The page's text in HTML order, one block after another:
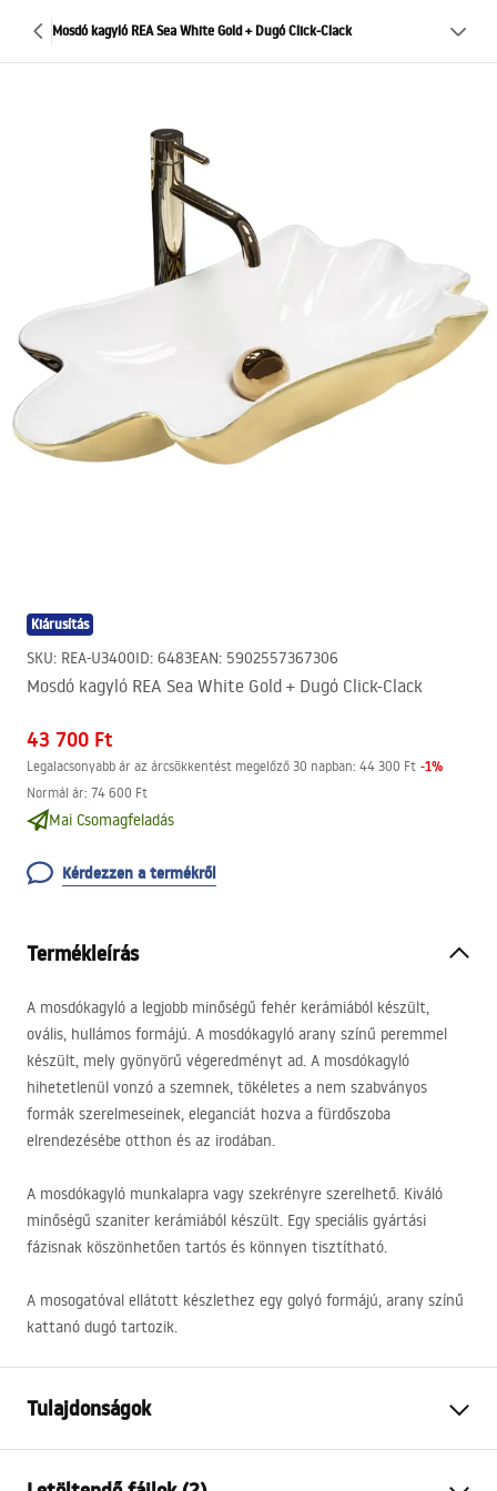
Mosdó kagyló REA Sea White Gold + Dugó Click-Clack
Kiárusítás
SKU: REA-U3400ID: 6483EAN: 5902557367306
Mosdó kagyló REA Sea White Gold + Dugó Click-Clack
43 700 Ft
Legalacsonyabb ár az árcsökkentést megelőző 30 napban: 44 300 Ft -1%
Normál ár: 74 600 Ft
Mai Csomagfeladás
Kérdezzen a termékről
Termékleírás
A mosdókagyló a legjobb minőségű fehér kerámiából készült,
ovális, hullámos formájú. A mosdókagyló arany színű peremmel
készült, mely gyönyörű végeredményt ad. A mosdókagyló
hihetetlenül vonzó a szemnek, tökéletes a nem szabványos
formák szerelmeseinek, eleganciát hozva a fürdőszoba
elrendezésébe otthon és az irodában.
A mosdókagyló munkalapra vagy szekrényre szerelhető. Kiváló
minőségű szaniter kerámiából készült. Egy speciális gyártási
fázisnak köszönhetően tartós és könnyen tisztítható.
A mosogatóval ellátott készlethez egy golyó formájú, arany színű
kattanó dugó tartozik.
Tulajdonságok